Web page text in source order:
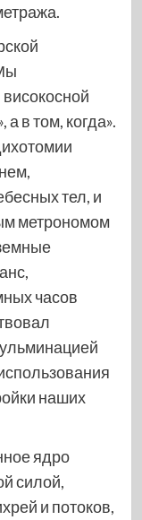
а в том, когда».
тел, и
метрономом
часов
наших
ядро
силой,
и потоков,